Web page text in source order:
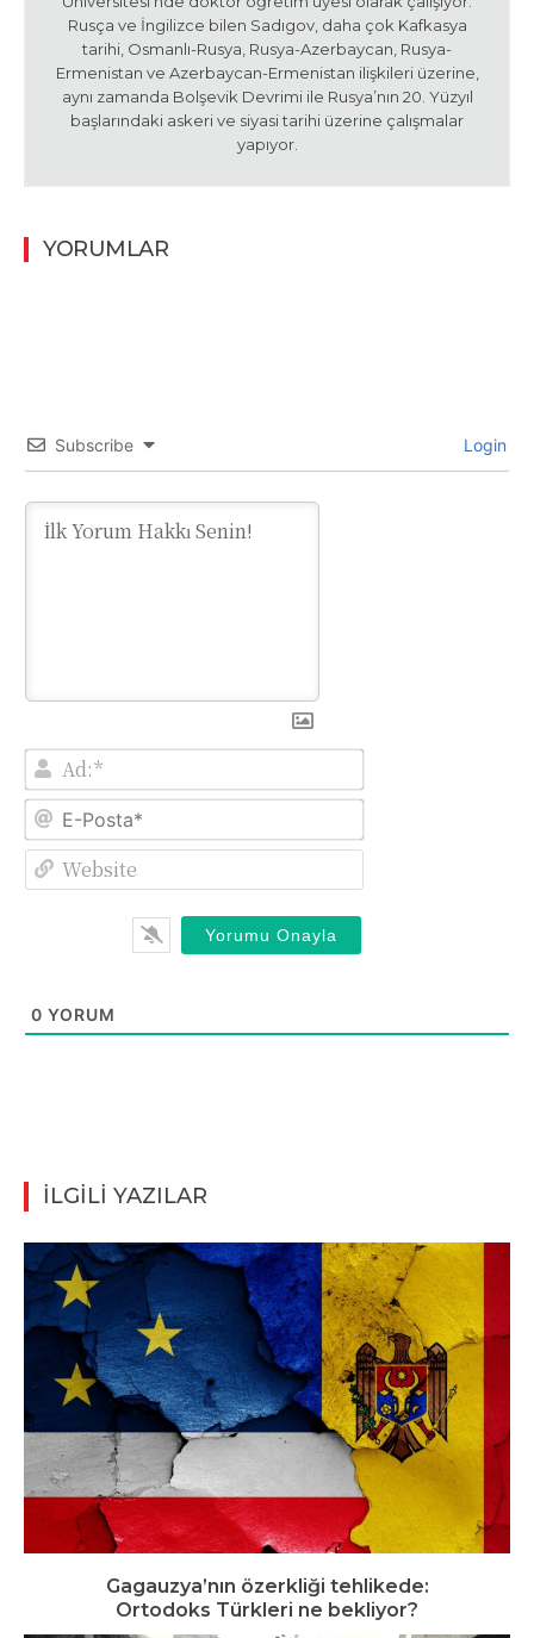
Rusça ve İngilizce bilen Sadıgov, daha çok Kafkasya
tarihi, Osmanlı-Rusya, Rusya-Azerbaycan, Rusya-
Ermenistan ve Azerbaycan-Ermenistan ilişkileri üzerine,
aynı zamanda Bolşevik Devrimi ile Rusya’nın 20. Yüzyıl
başlarındaki askeri ve siyasi tarihi üzerine çalışmalar
yapıyor.
YORUMLAR
Subscribe Login
Ad:*
E-
0 YORUM
İLGİLİ YAZILAR
Gagauzya’nın özerkliği tehlikede:
Ortodoks Türkleri ne bekliyor?